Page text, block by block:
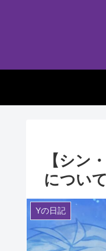
【シン
につい
Yの日記